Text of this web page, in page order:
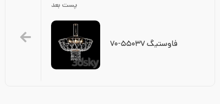
پست بعد
فاوستیگ ۵۵۰۳۷-۷۰